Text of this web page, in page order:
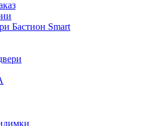
Бастион Smart